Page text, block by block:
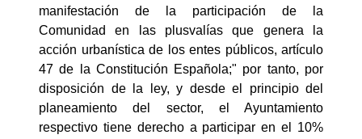
manifestación de la participación de la
Comunidad en las plusvalías que genera la
acción urbanística de los entes públicos, artículo
47 de la Constitución Española;" por tanto, por
disposición de la ley, y desde el principio del
planeamiento del sector, el Ayuntamiento
respectivo tiene derecho a participar en el 10%